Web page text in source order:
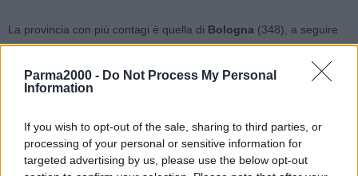
Parma2000 - Do Not Process My Personal
Information
If you wish to opt-out of the sale, sharing to third parties, or
processing of your personal or sensitive information for
targeted advertising by us, please use the below opt-out
La provincia con più contagi è quella di Bologna (348), a seguire
Piacenza(173),Reggio Emilia(160),Modena(123),Rimini
(100),
Ferrara(60), Ravenna Parma(52), il territorio diForlì
(45), quello diImola
Questi i dati – accertati alle ore 12 di oggi sulla base delle richieste
istituzionali – relativi all’andamento dell’epidemia in regione.